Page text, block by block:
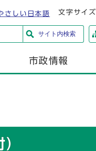
さしい日本語 文字サイズ
サイト内検索
市政情報